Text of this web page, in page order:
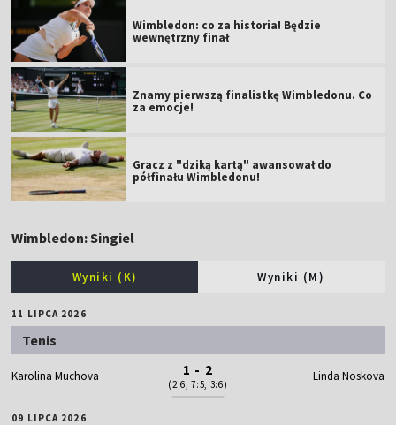
Wimbledon: co za historia! Będzie
wewnętrzny finał
Znamy pierwszą finalistkę Wimbledonu. Co
za emocje!
Gracz z "dziką kartą" awansował do
półfinału Wimbledonu!
Wimbledon: Singiel
Wyniki (K) Wyniki (M)
11 LIPCA 2026
Tenis
Karolina Muchova 1 - 2
(2:6, 7:5, 3:6)
Linda Noskova
09 LIPCA 2026